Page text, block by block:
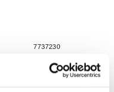
7737230